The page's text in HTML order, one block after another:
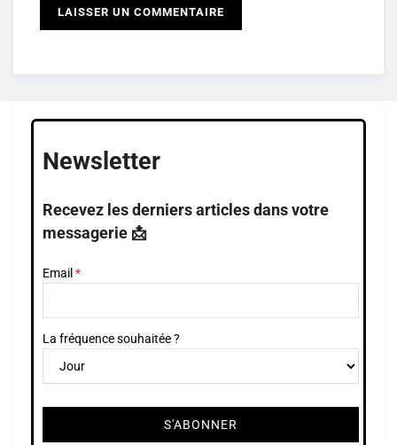
Newsletter
Recevez les derniers articles dans votre
messagerie 📩
Email
La fréquence souhaitée ?